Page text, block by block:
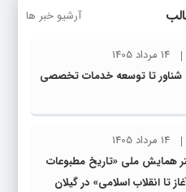
آرشیو خبر ها
14 مرداد 1405
شناور تا توسعه خدمات تخصصی
14 مرداد 1405
همایش ملی «تاریخ مطبوعات
تا انقلاب اسلامی» در گیلان